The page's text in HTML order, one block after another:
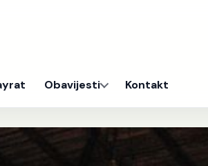
Obavijesti Kontakt